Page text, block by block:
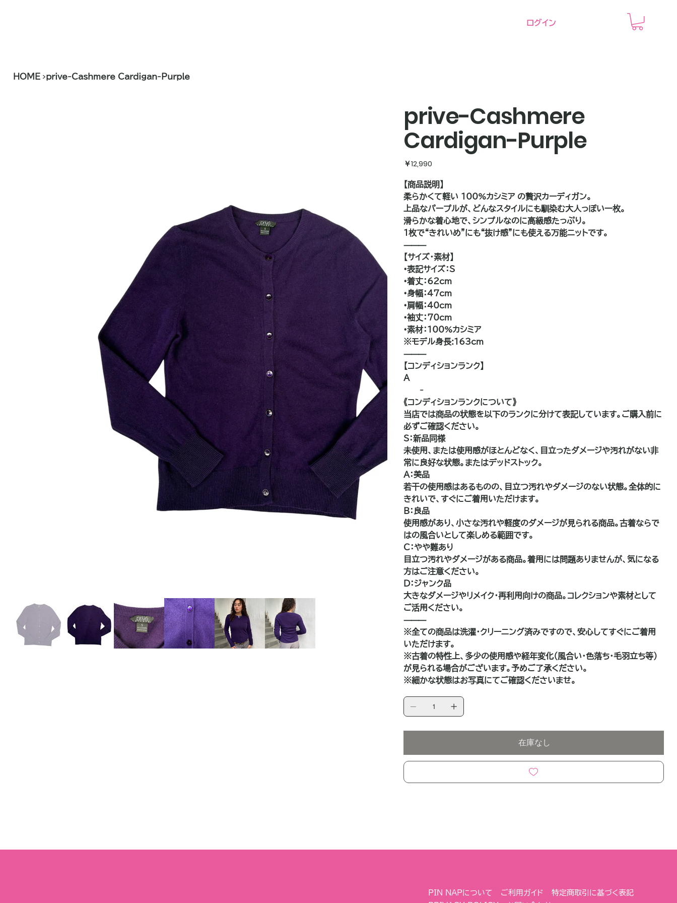
ログイン
HOME >prive-Cashmere Cardigan-Purple
prive-Cashmere
Cardigan-Purple
価
￥12,990
【商品説明】
柔らかくて軽い 100%カシミア の贅沢カーディガン。
上品なパープルが、どんなスタイルにも馴染む大人っぽい一枚。
滑らかな着心地で、シンプルなのに高級感たっぷり。
1枚で“きれいめ”にも“抜け感”にも使える万能ニットです。
⸻
【サイズ・素材】
•表記サイズ：S
•着丈：62cm
•身幅：47cm
•肩幅：40cm
•袖丈：70cm
•素材：100%カシミア
※モデル身長:163cm
⸻
【コンディションランク】
A
——-
《コンディションランクについて》
当店では商品の状態を以下のランクに分けて表記しています。ご購入前に
必ずご確認ください。
S：新品同様
未使用、または使用感がほとんどなく、目立ったダメージや汚れがない非
常に良好な状態。またはデッドストック。
A：美品
若干の使用感はあるものの、目立つ汚れやダメージのない状態。全体的に
きれいで、すぐにご着用いただけます。
B：良品
使用感があり、小さな汚れや軽度のダメージが見られる商品。古着ならで
はの風合いとして楽しめる範囲です。
C：やや難あり
目立つ汚れやダメージがある商品。着用には問題ありませんが、気になる
方はご注意ください。
D：ジャンク品
大きなダメージやリメイク・再利用向けの商品。コレクションや素材として
ご活用ください。
⸻
※全ての商品は洗濯・クリーニング済みですので、安心してすぐにご着用
いただけます。
※古着の特性上、多少の使用感や経年変化（風合い・色落ち・毛羽立ち等）
が見られる場合がございます。予めご了承ください。
※細かな状態はお写真にてご確認くださいませ。
在庫なし
PIN NAPについて ご利用ガイド
特定商取引に基づく表記